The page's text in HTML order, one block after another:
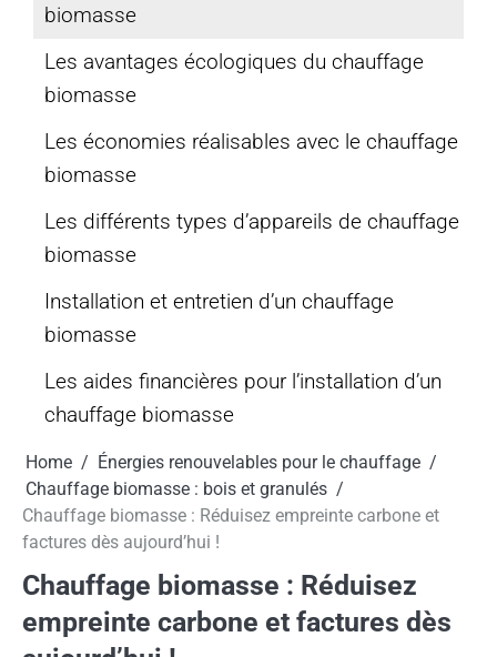
Home
Énergies renouvelables pour le chauffage
Chauffage biomasse : bois et granulés
Chauffage biomasse : Réduisez empreinte carbone et
factures dès aujourd’hui !
Chauffage biomasse : Réduisez
empreinte carbone et factures dès
biomasse
Les avantages écologiques du chauffage
biomasse
Les économies réalisables avec le chauffage
biomasse
Les différents types d’appareils de chauffage
biomasse
Installation et entretien d’un chauffage
biomasse
Les aides financières pour l’installation d’un
chauffage biomasse